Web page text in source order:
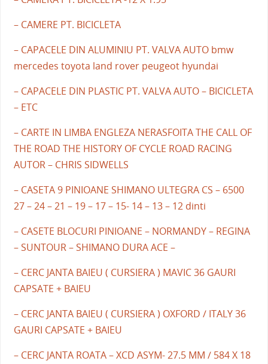
– CAMERE PT. BICICLETA
– CAPACELE DIN ALUMINIU PT. VALVA AUTO bmw
mercedes toyota land rover peugeot hyundai
– CAPACELE DIN PLASTIC PT. VALVA AUTO – BICICLETA
– ETC
– CARTE IN LIMBA ENGLEZA NERASFOITA THE CALL OF
THE ROAD THE HISTORY OF CYCLE ROAD RACING
AUTOR – CHRIS SIDWELLS
– CASETA 9 PINIOANE SHIMANO ULTEGRA CS – 6500
27 – 24 – 21 – 19 – 17 – 15- 14 – 13 – 12 dinti
– CASETE BLOCURI PINIOANE – NORMANDY – REGINA
– SUNTOUR – SHIMANO DURA ACE –
– CERC JANTA BAIEU ( CURSIERA ) MAVIC 36 GAURI
CAPSATE + BAIEU
– CERC JANTA BAIEU ( CURSIERA ) OXFORD / ITALY 36
GAURI CAPSATE + BAIEU
– CERC JANTA ROATA – XCD ASYM- 27.5 MM / 584 X 18